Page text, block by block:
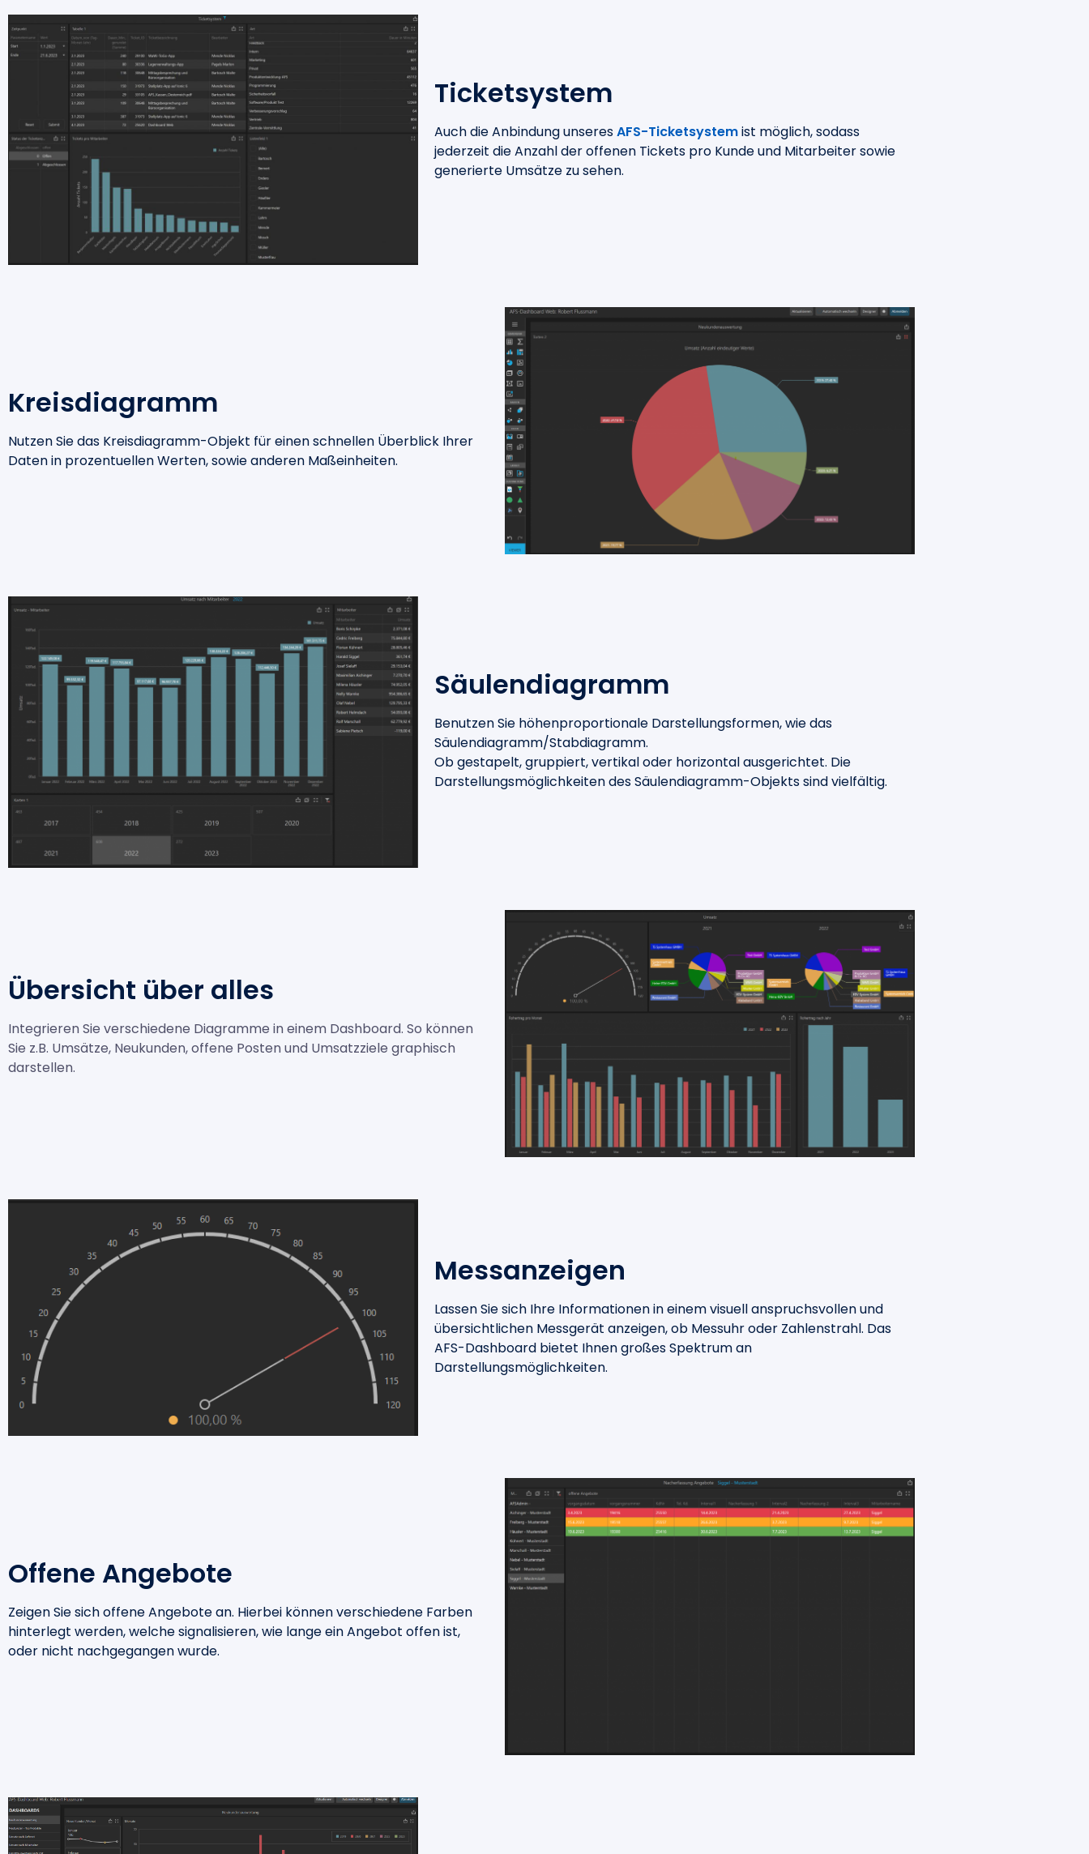
Ticketsystem
Auch die Anbindung unseresAFS-Ticketsystemist möglich, sodass
jederzeit die Anzahl der offenen Tickets pro Kunde und Mitarbeiter sowie
generierte Umsätze zu sehen.
Kreisdiagramm
Nutzen Sie das Kreisdiagramm-Objekt für einen schnellen Überblick Ihrer
Daten in prozentuellen Werten, sowie anderen Maßeinheiten.
Säulendiagramm
Benutzen Sie höhenproportionale Darstellungsformen, wie das
Säulendiagramm/Stabdiagramm.
Ob gestapelt, gruppiert, vertikal oder horizontal ausgerichtet. Die
Darstellungsmöglichkeiten des Säulendiagramm-Objekts sind vielfältig.
Übersicht über alles
Integrieren Sie verschiedene Diagramme in einem Dashboard. So können
Sie z.B. Umsätze, Neukunden, offene Posten und Umsatzziele graphisch
darstellen.
Messanzeigen
Lassen Sie sich Ihre Informationen in einem visuell anspruchsvollen und
übersichtlichen Messgerät anzeigen, ob Messuhr oder Zahlenstrahl. Das
AFS-Dashboard bietet Ihnen großes Spektrum an
Darstellungsmöglichkeiten.
Offene Angebote
Zeigen Sie sich offene Angebote an. Hierbei können verschiedene Farben
hinterlegt werden, welche signalisieren, wie lange ein Angebot offen ist,
oder nicht nachgegangen wurde.